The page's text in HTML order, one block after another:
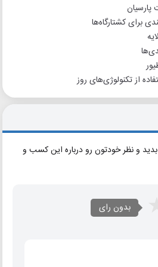
برای کشتارگاه‌ها
از تکنولوژی‌های روز
بدید و نظر خودتون رو درباره این کسب و
بدون رای